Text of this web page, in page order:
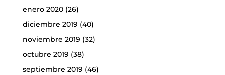
enero 2020(26)
diciembre 2019 (40)
noviembre 2019 (32)
octubre 2019 (38)
septiembre 2019 (46)